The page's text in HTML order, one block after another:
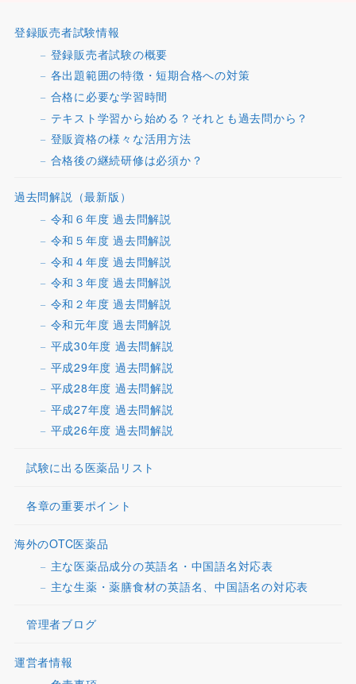
登録販売者試験情報
登録販売者試験の概要
各出題範囲の特徴・短期合格への対策
合格に必要な学習時間
テキスト学習から始める？それとも過去問から？
登販資格の様々な活用方法
合格後の継続研修は必須か？
過去問解説（最新版）
令和６年度 過去問解説
令和５年度 過去問解説
令和４年度 過去問解説
令和３年度 過去問解説
令和２年度 過去問解説
令和元年度 過去問解説
平成30年度 過去問解説
平成29年度 過去問解説
平成28年度 過去問解説
平成27年度 過去問解説
平成26年度 過去問解説
試験に出る医薬品リスト
各章の重要ポイント
海外のOTC医薬品
主な医薬品成分の英語名・中国語名対応表
主な生薬・薬膳食材の英語名、中国語名の対応表
管理者ブログ
運営者情報